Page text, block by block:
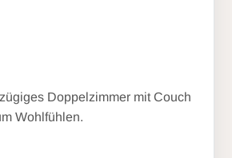
Doppelzimmer mit Couch
Wohlfühlen.